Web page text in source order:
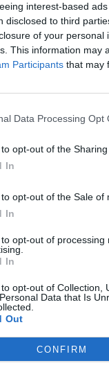
interest-based
disclosed to third
of your personal
This information may
Participants that may
Data Processing Opt
opt-out of the
In
opt-out of the Sale of
In
opt-out of
In
opt-out of Collection,
Data that Is
Out
CONFIRM
La flixanca